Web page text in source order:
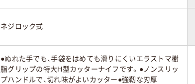
ネジロック式
●ぬれた手でも、手袋をはめても滑りにくいエラストマ樹
脂グリップの特大H型カッターナイフです。●ノンスリッ
プハンドルで、切れ味がよいカッター●強靭な刃厚